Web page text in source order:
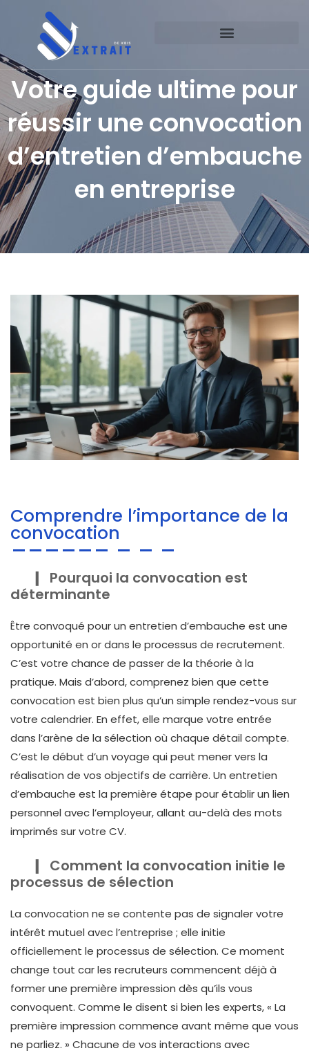
Votre guide ultime pour
réussir une convocation
d’entretien d’embauche
en entreprise
Comprendre l’importance de la
convocation
Pourquoi la convocation est
déterminante
Être convoqué pour un entretien d’embauche est une
opportunité en or dans le processus de recrutement.
C’est votre chance de passer de la théorie à la
pratique. Mais d’abord, comprenez bien que cette
convocation est bien plus qu’un simple rendez-vous sur
votre calendrier. En effet, elle marque votre entrée
dans l’arène de la sélection où chaque détail compte.
C’est le début d’un voyage qui peut mener vers la
réalisation de vos objectifs de carrière. Un entretien
d’embauche est la première étape pour établir un lien
personnel avec l’employeur, allant au-delà des mots
imprimés sur votre CV.
Comment la convocation initie le
processus de sélection
La convocation ne se contente pas de signaler votre
intérêt mutuel avec l’entreprise ; elle initie
officiellement le processus de sélection. Ce moment
change tout car les recruteurs commencent déjà à
former une première impression dès qu’ils vous
convoquent. Comme le disent si bien les experts, « La
première impression commence avant même que vous
ne parliez. » Chacune de vos interactions avec